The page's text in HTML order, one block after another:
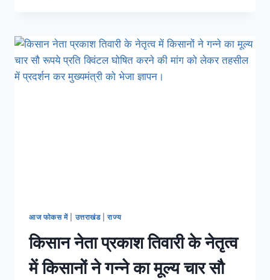
आज फोकस में| उत्तराखंड|राज्य
किसान नेता प्रकाश तिवारी के नेतृत्व
में किसानों ने गन्ने का मूल्य चार सौ